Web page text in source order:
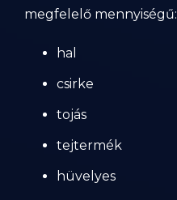
megfelelő mennyiségű:
hal
csirke
tojás
tejtermék
hüvelyes